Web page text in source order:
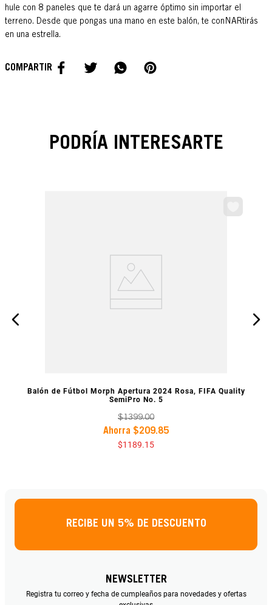
hule con 8 paneles que te dará un agarre óptimo sin importar el
terreno. Desde que pongas una mano en este balón, te conNARtirás
en una estrella.
PODRÍA INTERESARTE
VISTA PREVIA
Balón de Fútbol Morph Apertura 2024 Rosa, FIFA Quality
SemiPro No. 5
$1399.00
Ahorra $209.85
$1189.15
RECIBE UN 5% DE DESCUENTO
NEWSLETTER
Registra tu correo y fecha de cumpleaños para novedades y ofertas